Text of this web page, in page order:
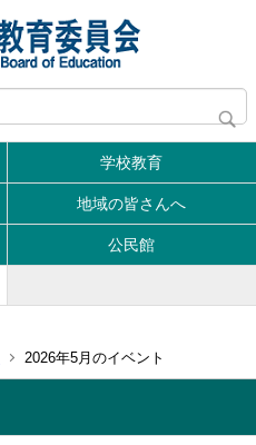
学校教育
地域の皆さんへ
公民館
2026年5月のイベント